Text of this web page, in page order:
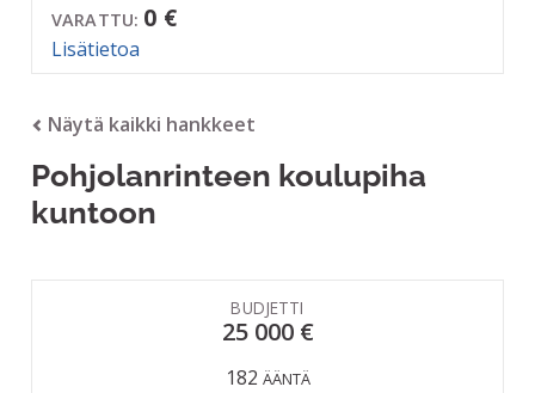
VARATTU: 0 €
Lisätietoa
Näytä kaikki hankkeet
Pohjolanrinteen koulupiha
kuntoon
BUDJETTI
25 000 €
182 ÄÄNTÄ